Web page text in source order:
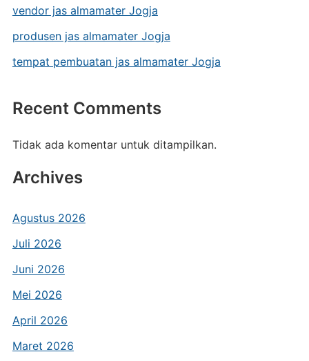
vendor jas almamater Jogja
produsen jas almamater Jogja
tempat pembuatan jas almamater Jogja
Recent Comments
Tidak ada komentar untuk ditampilkan.
Archives
Agustus 2026
Juli 2026
Juni 2026
Mei 2026
April 2026
Maret 2026